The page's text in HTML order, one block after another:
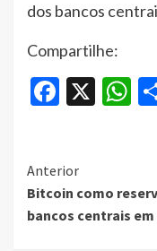
dos bancos
Compartilhe:
X
Continue
Reading
Anterior
Bitcoin como
bancos centrais